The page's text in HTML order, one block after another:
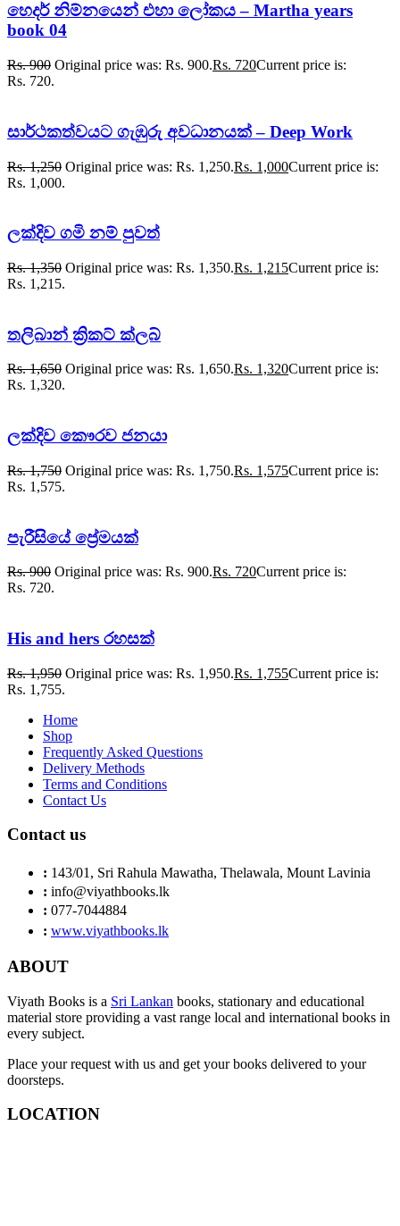
හෙදර් නිම්නයෙන් එහා ලෝකය – Martha years
book 04
Rs.900 Original price was: Rs. 900.Rs. 720Current price is:
Rs. 720.
සාර්ථකත්වයට ගැඹුරු අවධානයක් – Deep Work
Rs.1,250 Original price was: Rs. 1,250.Rs. 1,000Current price is:
Rs. 1,000.
ලක්දිව ගමි නම් පුවත්
Rs.1,350 Original price was: Rs. 1,350.Rs. 1,215Current price is:
Rs. 1,215.
තලිබාන් ක්‍රිකට් ක්ලබ්
Rs.1,650 Original price was: Rs. 1,650.Rs. 1,320Current price is:
Rs. 1,320.
ලක්දිව කෞරව ජනයා
Rs.1,750 Original price was: Rs. 1,750.Rs. 1,575Current price is:
Rs. 1,575.
පැරීසියේ ප්‍රේමයක්
Rs.900 Original price was: Rs. 900.Rs. 720Current price is:
Rs. 720.
His and hers රහසක්
Rs.1,950 Original price was: Rs. 1,950.Rs. 1,755Current price is:
Rs. 1,755.
Home
Shop
Frequently Asked Questions
Delivery Methods
Terms and Conditions
Contact Us
Contact us
: 143/01, Sri Rahula Mawatha, Thelawala, Mount Lavinia
: info@viyathbooks.lk
: 077-7044884
: www.viyathbooks.lk
ABOUT
Viyath Books is a Sri Lankan books, stationary and educational
material store providing a vast range local and international books in
every subject.
Place your request with us and get your books delivered to your
doorsteps.
LOCATION